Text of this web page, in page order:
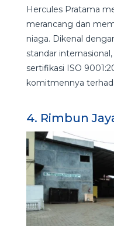
Hercules Pratama
merancang dan
niaga. Dikenal
standar
sertifikasi ISO
komitmennya
4. Rimbun